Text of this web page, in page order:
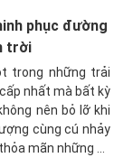
phục đường
trời
trong những trải
nhất mà bất kỳ
nên bỏ lỡ khi
cùng cú nhảy
mãn những ...